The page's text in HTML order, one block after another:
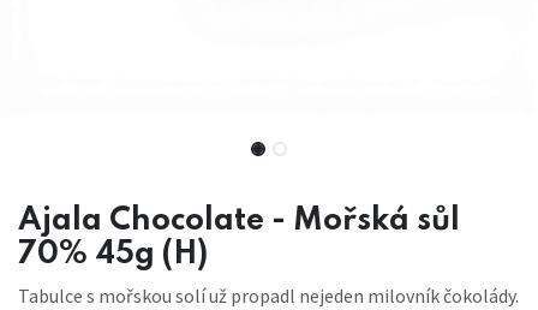
Ajala Chocolate - Mořská sůl
70% 45g (H)
Tabulce s mořskou solí už propadl nejeden milovník čokolády.